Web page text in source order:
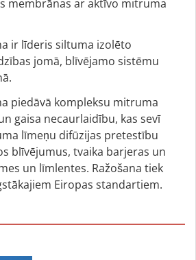
membrānas ar aktīvo mitruma
ir līderis siltuma izolēto
jomā, blīvējamo sistēmu
piedāvā kompleksu mitruma
gaisa necaurlaidību, kas sevī
līmeņu difūzijas pretestību
blīvējumus, tvaika barjeras un
un līmlentes. Ražošana tiek
Eiropas standartiem.